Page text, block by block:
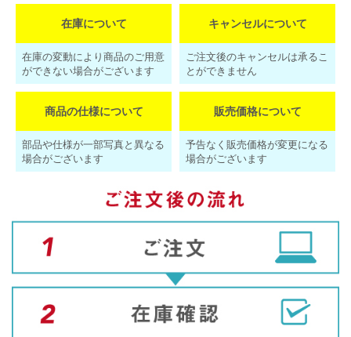
在庫について
在庫の変動により商品のご用意
ができない場合がございます
キャンセルについて
ご注文後のキャンセルは承るこ
とができません
商品の仕様について
部品や仕様が一部写真と異なる
場合がございます
販売価格について
予告なく販売価格が変更になる
場合がございます